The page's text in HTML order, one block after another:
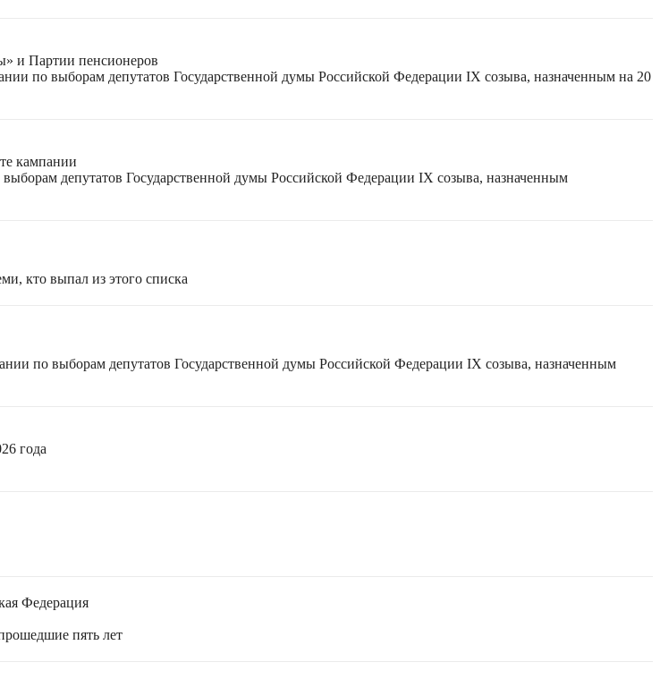
и Партии пенсионеров
по выборам депутатов Государственной думы Российской Федерации IX созыва, назначенным на 20
кампании
депутатов Государственной думы Российской Федерации IX созыва, назначенным
кто выпал из этого списка
по выборам депутатов Государственной думы Российской Федерации IX созыва, назначенным
года
Федерация
пять лет